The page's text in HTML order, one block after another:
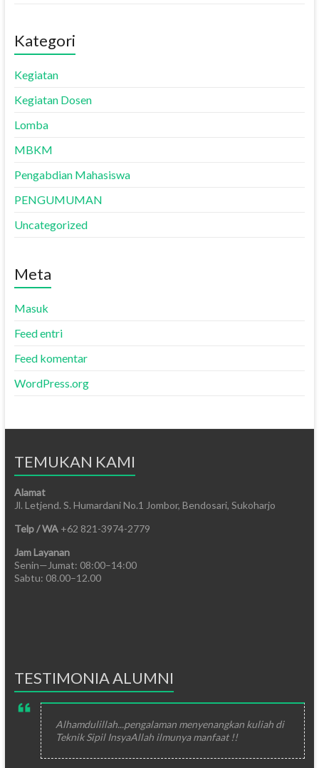
Kategori
Kegiatan
Kegiatan Dosen
Lomba
MBKM
Pengabdian Mahasiswa
PENGUMUMAN
Uncategorized
Meta
Masuk
Feed entri
Feed komentar
WordPress.org
TEMUKAN KAMI
Alamat
Jl. Letjend. S. Humardani No.1 Jombor, Bendosari, Sukoharjo
Telp / WA+62 821-3974-2779
Jam Layanan
Senin—Jumat: 08:00–14:00
Sabtu: 08.00–12.00
TESTIMONIA ALUMNI
Alhamdulillah...pengalaman menyenangkan kuliah di
Teknik Sipil InsyaAllah ilmunya manfaat !!